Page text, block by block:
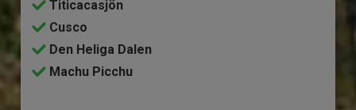
Titicacasjön
Cusco
Den Heliga Dalen
Machu Picchu